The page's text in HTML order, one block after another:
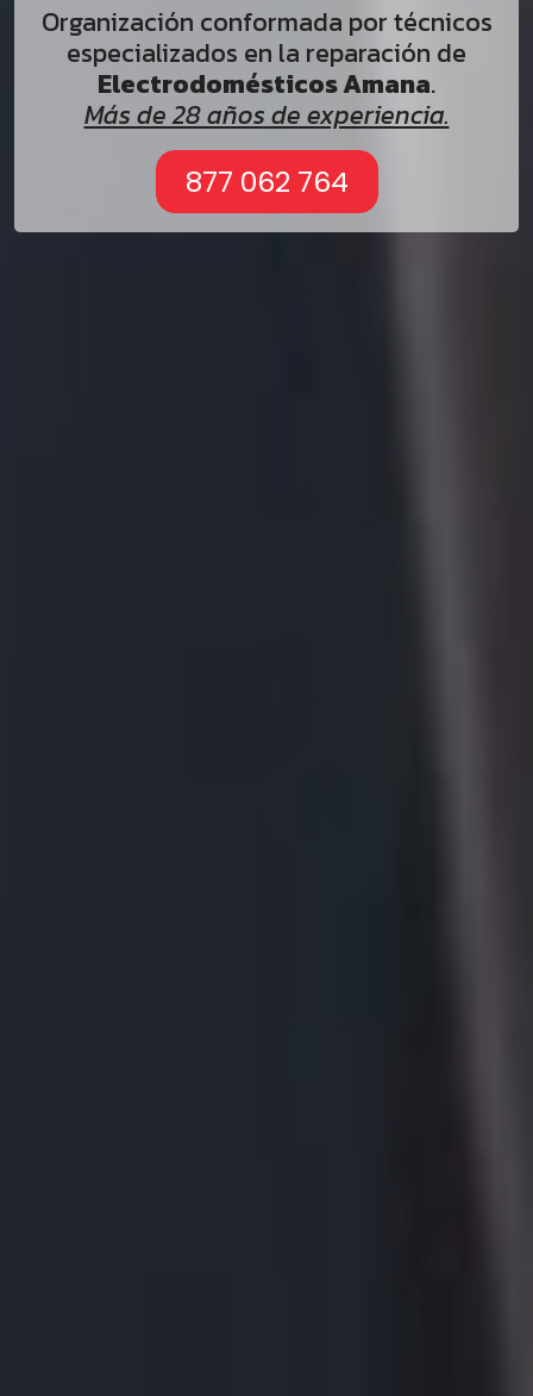
Organización conformada por técnicos
especializados en la reparación de
Electrodomésticos Amana.
Más de 28 años de experiencia.
877 062 764